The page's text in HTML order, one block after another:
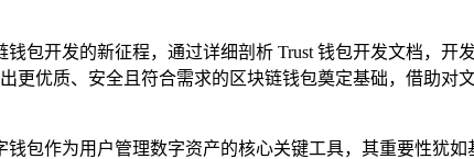
包开发的新征程，通过详细剖析 Trust 钱包开发文档，开
更优质、安全且符合需求的区块链钱包奠定基础，借助对
包作为用户管理数字资产的核心关键工具，其重要性犹